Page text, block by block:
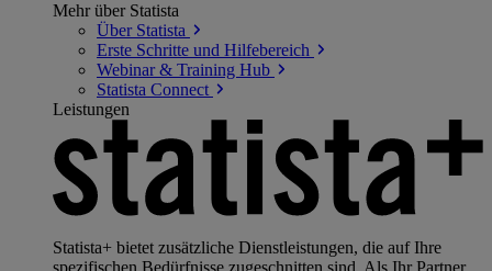
Mehr über Statista
Über Statista
Erste Schritte und Hilfebereich
Webinar & Training Hub
Statista Connect
Leistungen
Statista+ bietet zusätzliche Dienstleistungen, die auf Ihre
spezifischen Bedürfnisse zugeschnitten sind. Als Ihr Partner